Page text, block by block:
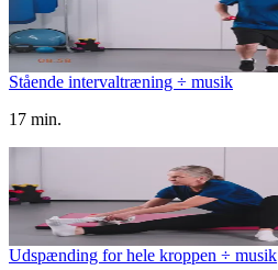
Stående intervaltræning ÷ musik
17 min.
Udspænding for hele kroppen ÷ musik